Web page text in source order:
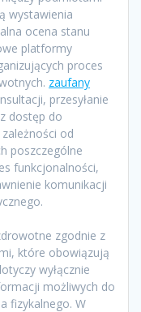
wystawienia
ocena stanu
platformy
proces
zaufany
przesyłanie
dostęp do
od
poszczególne
funkcjonalności,
komunikacji
zgodnie z
które obowiązują
wyłącznie
możliwych do
fizykalnego. W